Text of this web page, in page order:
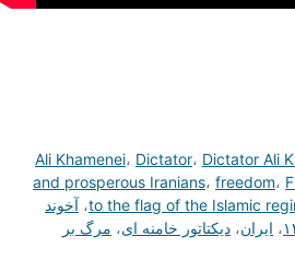
Ali Khamenei، Dictator، Dictator Ali
and prosperous Iranians، freedom،
to the flag of the Islamic، آخوند
، ایران، دیکتاتور خامنه ای، مرگ بر